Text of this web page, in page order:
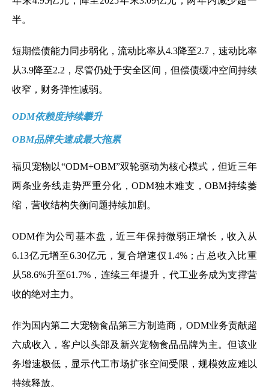
半。
短期偿债能力同步弱化，流动比率从4.3降至2.7，速动比率
从3.9降至2.2，尽管仍处于安全区间，但偿债缓冲空间持续
收窄，财务弹性减弱。
ODM依赖度持续攀升
OBM品牌失速成最大拖累
福贝宠物以“ODM+OBM”双轮驱动为核心模式，但近三年
两条业务线走势严重分化，ODM独木难支，OBM持续萎
缩，营收结构失衡问题持续加剧。
ODM作为公司基本盘，近三年保持微弱正增长，收入从
6.13亿元增至6.30亿元，复合增速仅1.4%；占总收入比重
从58.6%升至61.7%，连续三年提升，代工业务成为支撑营
收的绝对主力。
作为国内第二大宠物食品第三方制造商，ODM业务贡献超
六成收入，客户以头部及新兴宠物食品品牌为主。但该业
务增速极低，显示代工市场扩张空间受限，规模效应难以
持续释放。